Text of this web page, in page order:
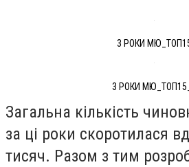
3 РОКИ
3 РОКИ
Загальна кількість
за ці роки скоротилася
тисяч. Разом з тим